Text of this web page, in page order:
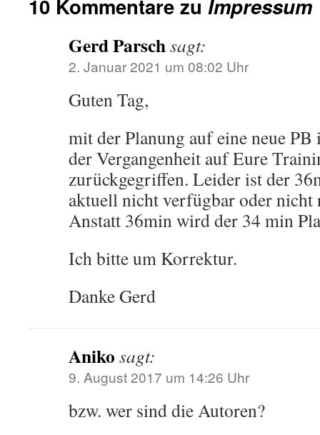
10 Kommentare zu Impressum
Gerd Parschsagt:
2. Januar 2021 um 08:02 Uhr
Guten Tag,
mit der Planung auf eine neue
der Vergangenheit auf Eure
zurückgegriffen. Leider ist der
aktuell nicht verfügbar oder
Anstatt 36min wird der 34 min
Ich bitte um Korrektur.
Danke Gerd
Aniko sagt:
9. August 2017 um 14:26 Uhr
bzw. wer sind die Autoren?